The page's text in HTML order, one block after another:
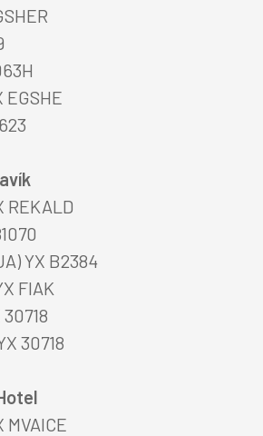
Samfélagsleg ábyrgð
EGSHE
REKALD
YX B2384
FIAK
30718
MVAICE